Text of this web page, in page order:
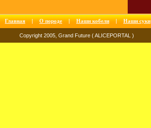
Главная | О породе | Наши кобели | Наши суки
Copyright 2005, Grand Future ( ALICEPORTAL )